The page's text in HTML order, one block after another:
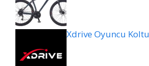
Xdrive Oyuncu